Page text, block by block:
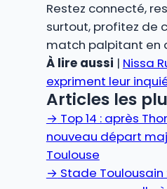
Restez connecté,
surtout, profitez de
match palpitant en
À lire aussi | Nissa
expriment leur
Articles les
→ Top 14 : après
nouveau départ
Toulouse
→ Stade